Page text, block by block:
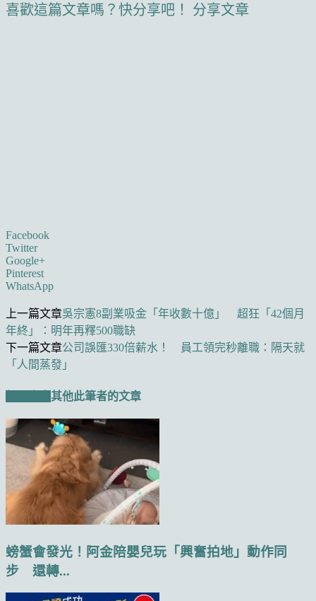
喜歡這篇文章嗎？快分享吧！
分享文章
Facebook
Twitter
Google+
Pinterest
WhatsApp
上一篇文章吳宗憲8副業吸金「年收數十億」 超狂「42個月
年終」：明年再釋500職缺
下一篇文章公司誤匯330倍薪水！ 員工領完秒離職：隔天就
「人間蒸發」
其他此筆者的文章
螃蟹會發光！阿金陪嬰兒玩「興奮拍地」動作同
步 還轉...